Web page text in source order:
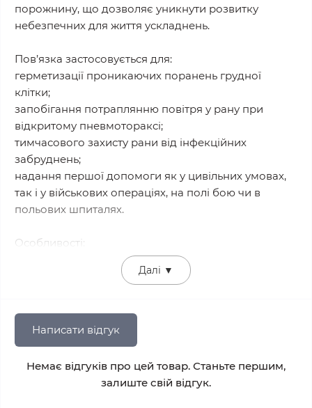
порожнину, що дозволяє уникнути розвитку
небезпечних для життя ускладнень.
Пов’язка застосовується для:
герметизації проникаючих поранень грудної
клітки;
запобігання потраплянню повітря у рану при
відкритому пневмотораксі;
тимчасового захисту рани від інфекційних
забруднень;
надання першої допомоги як у цивільних умовах,
так і у військових операціях, на полі бою чи в
польових шпиталях.
Особливості:
✅ Виготовлена з повітронепроникних матеріалів
високої щільності на гелевій основі, що забезпечує
ефективно перекривати проникаючі отвори будь-
якого типу.
✅ Надійно прилипає навіть до вологої або
Далі ▼
Написати відгук
Немає відгуків про цей товар. Станьте першим,
залиште свій відгук.